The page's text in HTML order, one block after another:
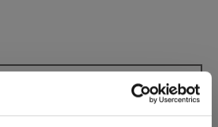
0648 Dark Brown FH Fin